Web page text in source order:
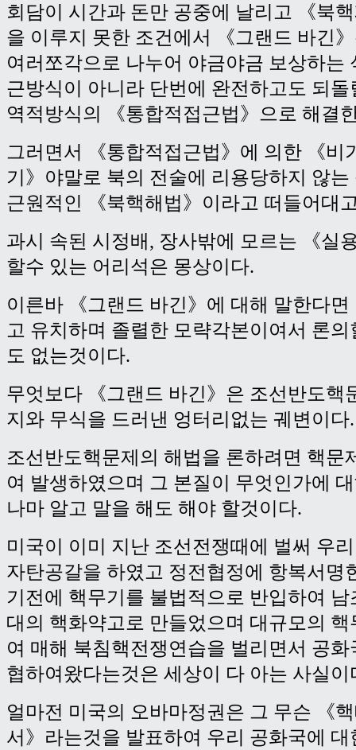
회담이 시간과 돈만 공중에 날리고 《북
을 이루지 못한 조건에서 《그랜드 바긴
여러쪼각으로 나누어 야금야금 보상하는
근방식이 아니라 단번에 완전하고도 되
역적방식의 《통합적접근법》으로 해결
그러면서 《통합적접근법》에 의한 《비
기》야말로 북의 전술에 리용당하지 않
근원적인 《북핵해법》이라고 떠들어대
과시 속된 시정배, 장사밖에 모르는 《실
할수 있는 어리석은 몽상이다.
이른바 《그랜드 바긴》에 대해 말한다
고 유치하며 졸렬한 모략각본이여서 론
도 없는것이다.
무엇보다 《그랜드 바긴》은 조선반도핵
지와 무식을 드러낸 엉터리없는 궤변이다.
조선반도핵문제의 해법을 론하려면 핵문
여 발생하였으며 그 본질이 무엇인가에
나마 알고 말을 해도 해야 할것이다.
미국이 이미 지난 조선전쟁때에 벌써 우
자탄공갈을 하였고 정전협정에 항복서명
기전에 핵무기를 불법적으로 반입하여
대의 핵화약고로 만들었으며 대규모의
여 매해 북침핵전쟁연습을 벌리면서 공
협하여왔다는것은 세상이 다 아는 사실이
얼마전 미국의 오바마정권은 그 무슨 《
서》라는것을 발표하여 우리 공화국에